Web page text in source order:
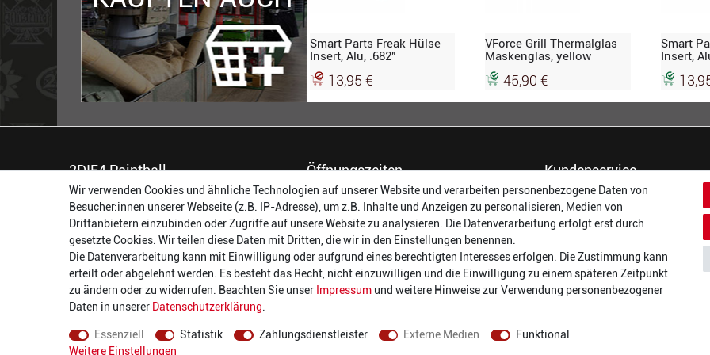
Smart Parts Freak Hülse
Insert, Alu, .682"
13,95 €
VForce Grill Thermalglas
Maskenglas, yellow
45,90 €
Smart
Insert,
2DIE4 Paintball
56457 Westerburg
Reinhold-Ferger-Straße 26
order@2die4-sports.com
0 26 63/ 9 68 69 37
Öffnungszeiten
Montag:
14:00 - 17:00 Uhr
Dienstag:
14:00 - 17:00 Uhr
Mittwoch:
14:00 - 17:00 Uhr
Donnerstag:
14:00 - 17:00 Uhr
Freitag:
14:00 - 19:00 Uhr
Samstag:
10:00 - 17:00 Uhr
Kundenservice
Dein Konto
Häufigste Fragen (FAQ)
Größentabellen
Kundenmeinungen
Batterieverordnung
Versand und Zahlarten
Wir verwenden Cookies und ähnliche Technologien auf unserer Website und verarbeiten personenbezogene Daten von
Besucher:innen unserer Webseite (z.B. IP-Adresse), um z.B. Inhalte und Anzeigen zu personalisieren, Medien von
Drittanbietern einzubinden oder Zugriffe auf unsere Website zu analysieren. Die Datenverarbeitung erfolgt erst durch
gesetzte Cookies. Wir teilen diese Daten mit Dritten, die wir in den Einstellungen benennen.
Die Datenverarbeitung kann mit Einwilligung oder aufgrund eines berechtigten Interesses erfolgen. Die Zustimmung kann
erteilt oder abgelehnt werden. Es besteht das Recht, nicht einzuwilligen und die Einwilligung zu einem späteren Zeitpunkt
zu ändern oder zu widerrufen. Beachten Sie unser Impressum und weitere Hinweise zur Verwendung personenbezogener
Daten in unserer Daten­schutz­erklärung
Essenziell Statistik Zahlungsdienstleister Externe Medien
Funktional
Weitere Einstellungen